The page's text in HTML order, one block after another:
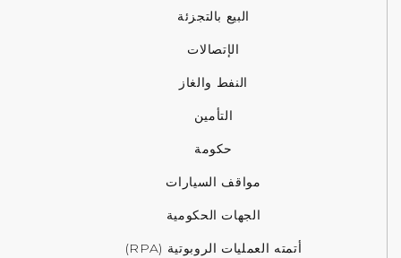
البيع بالتجزئة
الإتصالات
النفط والغاز
التأمين
حكومة
مواقف السيارات
الجهات الحكومية
أتمته العمليات الروبوتية (RPA)